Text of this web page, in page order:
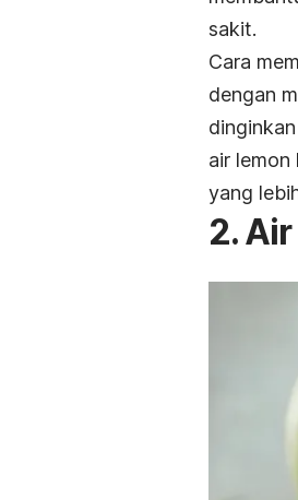
sakit.
Cara
dengan
air lemon
yang
2.